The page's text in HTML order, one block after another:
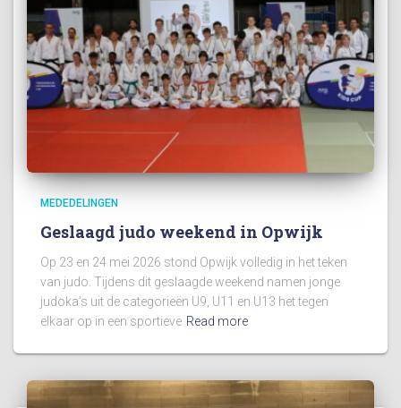
MEDEDELINGEN
Geslaagd judo weekend in Opwijk
Op 23 en 24 mei 2026 stond Opwijk volledig in het teken
van judo. Tijdens dit geslaagde weekend namen jonge
judoka’s uit de categorieën U9, U11 en U13 het tegen
elkaar op in een sportieve Read more